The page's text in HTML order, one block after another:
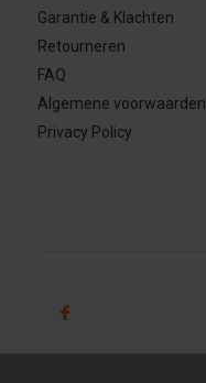
Garantie & Klachten
Retourneren
FAQ
Algemene voorwaarden
Privacy Policy